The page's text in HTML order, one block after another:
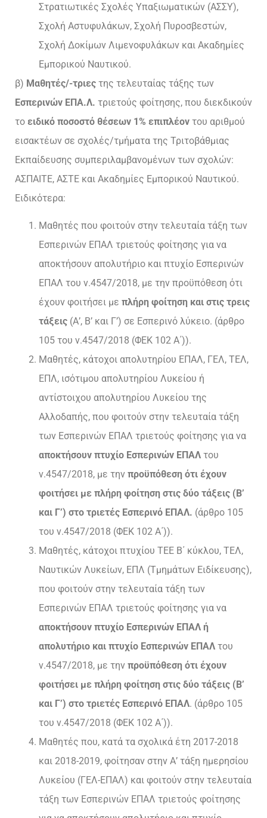
Στρατιωτικές Σχολές Υπαξιωματικών (ΑΣΣΥ),
Σχολή Αστυφυλάκων, Σχολή Πυροσβεστών,
Σχολή Δοκίμων Λιμενοφυλάκων και Ακαδημίες
Εμπορικού Ναυτικού.
β) Μαθητές/-τριες της τελευταίας τάξης των
Εσπερινών ΕΠΑ.Λ. τριετούς φοίτησης, που διεκδικούν
το ειδικό ποσοστό θέσεων 1% επιπλέον του αριθμού
εισακτέων σε σχολές/τμήματα της Τριτοβάθμιας
Εκπαίδευσης συμπεριλαμβανομένων των σχολών:
ΑΣΠΑΙΤΕ, ΑΣΤΕ και Ακαδημίες Εμπορικού Ναυτικού.
Ειδικότερα:
Μαθητές που φοιτούν στην τελευταία τάξη των
Εσπερινών ΕΠΑΛ τριετούς φοίτησης για να
αποκτήσουν απολυτήριο και πτυχίο Εσπερινών
ΕΠΑΛ του ν.4547/2018, με την προϋπόθεση ότι
έχουν φοιτήσει με πλήρη φοίτηση και στις τρεις
τάξεις (Α’, Β’ και Γ’) σε Εσπερινό λύκειο. (άρθρο
105 του ν.4547/2018 (ΦΕΚ 102 Α΄)).
Μαθητές, κάτοχοι απολυτηρίου ΕΠΑΛ, ΓΕΛ, ΤΕΛ,
ΕΠΛ, ισότιμου απολυτηρίου Λυκείου ή
αντίστοιχου απολυτηρίου Λυκείου της
Αλλοδαπής, που φοιτούν στην τελευταία τάξη
των Εσπερινών ΕΠΑΛ τριετούς φοίτησης για να
αποκτήσουν πτυχίο Εσπερινών ΕΠΑΛ του
ν.4547/2018, με την προϋπόθεση ότι έχουν
φοιτήσει με πλήρη φοίτηση στις δύο τάξεις (Β’
και Γ’) στο τριετές Εσπερινό ΕΠΑΛ. (άρθρο 105
του ν.4547/2018 (ΦΕΚ 102 Α΄)).
Μαθητές, κάτοχοι πτυχίου ΤΕΕ Β΄ κύκλου, ΤΕΛ,
Ναυτικών Λυκείων, ΕΠΛ (Τμημάτων Ειδίκευσης),
που φοιτούν στην τελευταία τάξη των
Εσπερινών ΕΠΑΛ τριετούς φοίτησης για να
αποκτήσουν πτυχίο Εσπερινών ΕΠΑΛ ή
απολυτήριο και πτυχίο Εσπερινών ΕΠΑΛ του
ν.4547/2018, με την προϋπόθεση ότι έχουν
φοιτήσει με πλήρη φοίτηση στις δύο τάξεις (Β’
και Γ’) στο τριετές Εσπερινό ΕΠΑΛ. (άρθρο 105
του ν.4547/2018 (ΦΕΚ 102 Α΄)).
Μαθητές που, κατά τα σχολικά έτη 2017-2018
και 2018-2019, φοίτησαν στην Α’ τάξη ημερησίου
Λυκείου (ΓΕΛ-ΕΠΑΛ) και φοιτούν στην τελευταία
τάξη των Εσπερινών ΕΠΑΛ τριετούς φοίτησης